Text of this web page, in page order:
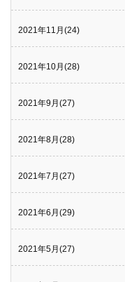
2021年11月(24)
2021年10月(28)
2021年9月(27)
2021年8月(28)
2021年7月(27)
2021年6月(29)
2021年5月(27)